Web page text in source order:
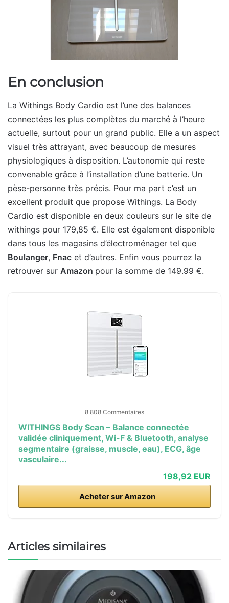
En conclusion
La Withings Body Cardio est l’une des balances
connectées les plus complètes du marché à l’heure
actuelle, surtout pour un grand public. Elle a un aspect
visuel très attrayant, avec beaucoup de mesures
physiologiques à disposition. L’autonomie qui reste
convenable grâce à l’installation d’une batterie. Un
pèse-personne très précis. Pour ma part c’est un
excellent produit que propose Withings. La Body
Cardio est disponible en deux couleurs sur le site de
withings pour 179,85 €. Elle est également disponible
dans tous les magasins d’électroménager tel que
Boulanger, Fnac et d’autres. Enfin vous pourrez la
retrouver sur Amazon pour la somme de 149.99 €.
8 808 Commentaires
WITHINGS Body Scan – Balance connectée
validée cliniquement, Wi-F & Bluetooth, analyse
segmentaire (graisse, muscle, eau), ECG, âge
vasculaire...
198,92 EUR
Acheter sur Amazon
Articles similaires